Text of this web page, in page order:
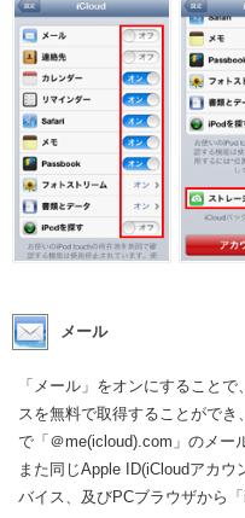
メール
「メール」をオンにすること
スを無料で取得することがで
で「＠me(icloud).com」のメー
また同じApple ID(iCloudアカ
バイス、及びPCブラウザから